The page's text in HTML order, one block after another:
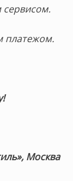
платежом.
Москва